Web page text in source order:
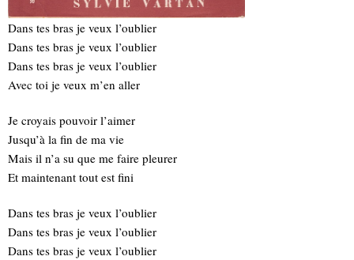
Dans tes bras je veux l’oublier
Dans tes bras je veux l’oublier
Dans tes bras je veux l’oublier
Avec toi je veux m’en aller
Je croyais pouvoir l’aimer
Jusqu’à la fin de ma vie
Mais il n’a su que me faire pleurer
Et maintenant tout est fini
Dans tes bras je veux l’oublier
Dans tes bras je veux l’oublier
Dans tes bras je veux l’oublier